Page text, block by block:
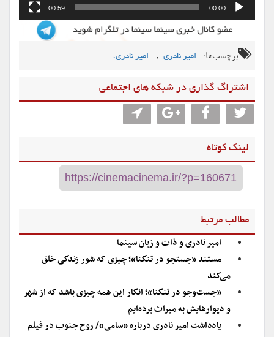
00:00
00:59
برچسب‌ها: امیر نادری , امیر نادری،
اشتراگ گذاری در شبکه های اجتماعی
لینک کوتاه
مطالب مرتبط
امیر نادری و ذات و زبان سینما
مستند «جستجو در تنگنا»؛ چیزی که شور زندگی خلق
می‌کند
«جست‌و‌جو در تنگنا»؛ انگار این همه‌ چیزی باشد که از شهر
و دیوارهایش به میراث برده‌ایم
یادداشت امیر نادری درباره «سامی»/ روح جنوب در فیلم